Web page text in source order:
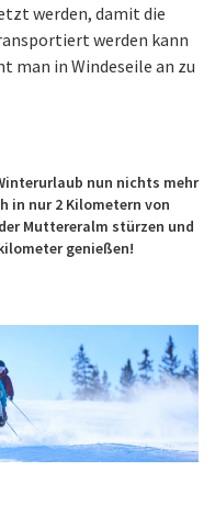
werden, damit die
werden kann
man in Windeseile an zu
nun nichts mehr
in nur 2 Kilometern von
Muttereralm stürzen und
genießen!